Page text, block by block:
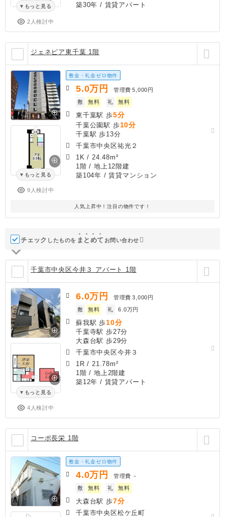
もっと見る
2人検討中
築30年 / 賃貸アパート
ジェネピア東千葉 1階
もっと見る
9人検討中
敷金・礼金ゼロ物件
5.0万円 管理費 5,000円
敷
無料 礼 無料
東千葉駅 歩5分
千葉公園駅 歩10分
千葉駅 歩13分
千葉市中央区祐光２
1K / 24.48m²
1階 / 地上12階建
築104年 / 賃貸マンション
人気上昇中！注目の物件です！
チェック したものを ま と めて お問い合わせ
千葉市中央区今井３ アパート 1階
もっと見る
4人検討中
6.0万円 管理費 3,000円
敷
無料 礼 6.0万円
蘇我駅 歩10分
千葉寺駅 歩27分
大森台駅 歩29分
千葉市中央区今井３
1R / 21.78m²
1階 / 地上2階建
築12年 / 賃貸アパート
コーポ長栄 1階
敷金・礼金ゼロ物件
4.0万円 管理費 －
敷
無料 礼 無料
大森台駅 歩7分
千葉市中央区松ケ丘町